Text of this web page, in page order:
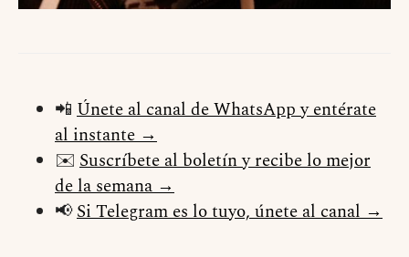
📲 Únete al canal de WhatsApp y entérate
al instante →
✉️ Suscríbete al boletín y recibe lo mejor
de la semana →
📢Si Telegram es lo tuyo, únete al canal →